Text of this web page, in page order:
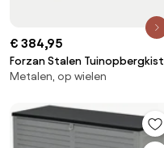
€ 384,95
Forzan Stalen Tuinopbergkist
Groen – Intens Olijf & 915 L -
Metalen, op wielen